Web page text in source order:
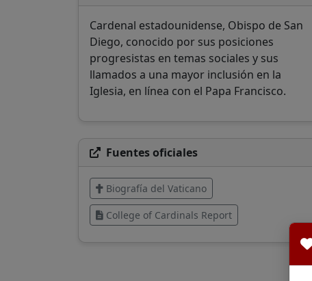
Cardenal estadounidense, Obispo de San
Diego, conocido por sus posiciones
progresistas en temas sociales y sus
llamados a una mayor inclusión en la
Iglesia, en línea con el Papa Francisco.
Fuentes oficiales
Biografía del Vaticano
College of Cardinals Report